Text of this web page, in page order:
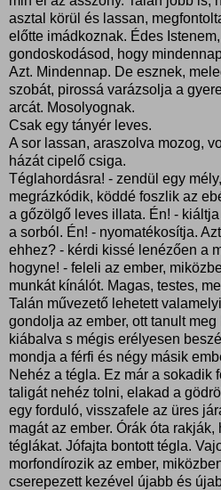
asztal körül és lassan,
előtte imádkoznak. Édes
gondoskodásod, hogy
Azt. Mindennap. De esznek,
szobát, pirossá varázsolja a
arcát. Mosolyognak.
Csak egy tányér leves.
A sor lassan, araszolva mozog,
házát cipelő csiga.
Téglahordásra! - zendül egy
megrázkódik, köddé foszlik az
a gőzölgő leves illata. Én! -
a sorból. Én! - nyomatékosítja.
ehhez? - kérdi kissé lenézően a
hogyne! - feleli az ember,
munkát kínálót. Magas, testes,
Talán művezető lehetett
gondolja az ember, ott tanult
kiábalva s mégis erélyesen
mondja a férfi és négy másik
Nehéz a tégla. Ez már a sokadik
taligát nehéz tolni, elakad a
egy forduló, visszafele az üres
magát az ember. Órák óta
téglákat. Jófajta bontott tégla.
morfondírozik az ember,
cserepezett kezével újabb és